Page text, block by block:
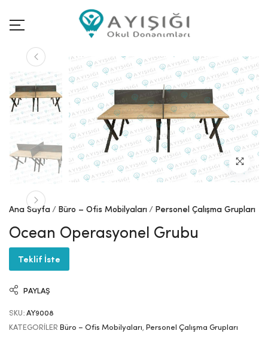
Ana Sayfa Büro – Ofis Mobilyaları Personel Çalışma Grupları
Ocean Operasyonel Grubu
Teklif İste
PAYLAŞ
SKU: AY9008
KATEGORILER Büro – Ofis Mobilyaları, Personel Çalışma Grupları